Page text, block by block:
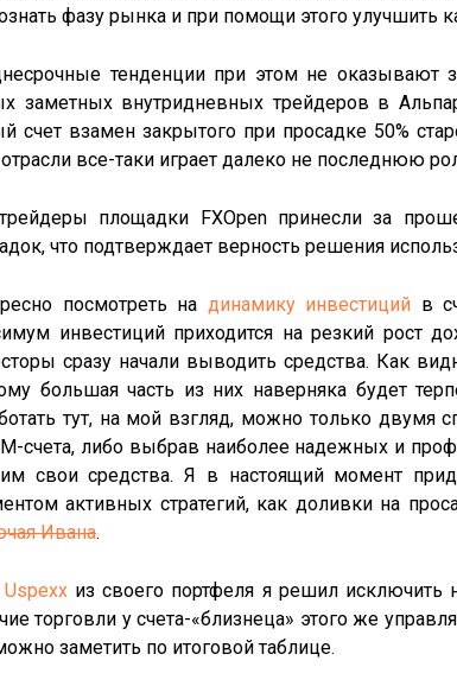
фазу рынка и при помощи этого улучшить
тенденции при этом не оказывают
заметных внутридневных трейдеров в
счет взамен закрытого при просадке 50%
отрасли все-таки играет далеко не последнюю
площадки FXOpen принесли за
что подтверждает верность решения
посмотреть на динамику инвестиций в
инвестиций приходится на резкий рост
сразу начали выводить средства. Как
большая часть из них наверняка будет
тут, на мой взгляд, можно только двумя
счета, либо выбрав наиболее надежных и
свои средства. Я в настоящий момент
активных стратегий, как доливки на
Ивана.
Uspexx из своего портфеля я решил
торговли у счета-«близнеца» этого же
заметить по итоговой таблице.